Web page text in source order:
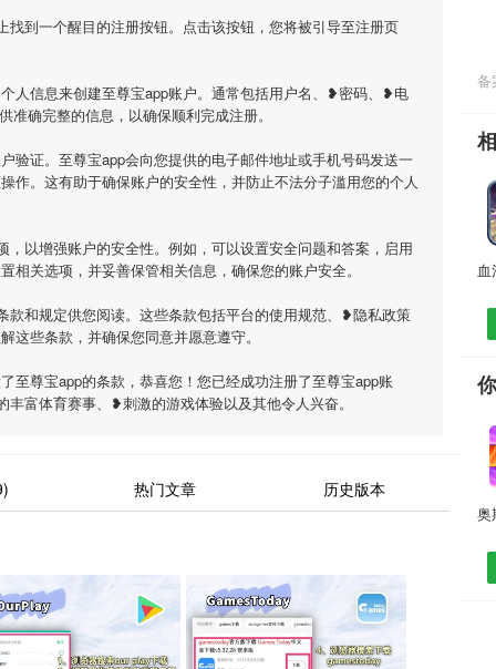
找到一个醒目的注册按钮。点击该按钮，您将被引导至注册页
人信息来创建至尊宝app账户。通常包括用户名、❥密码、❥电
确完整的信息，以确保顺利完成注册。
验证。至尊宝app会向您提供的电子邮件地址或手机号码发送一
作。这有助于确保账户的安全性，并防止不法分子滥用您的个人
，以增强账户的安全性。例如，可以设置安全问题和答案，启用
相关选项，并妥善保管相关信息，确保您的账户安全。
款和规定供您阅读。这些条款包括平台的使用规范、❥隐私政策
这些条款，并确保您同意并愿意遵守。
至尊宝app的条款，恭喜您！您已经成功注册了至尊宝app账
富体育赛事、❥刺激的游戏体验以及其他令人兴奋。
热门文章 历史版本
备